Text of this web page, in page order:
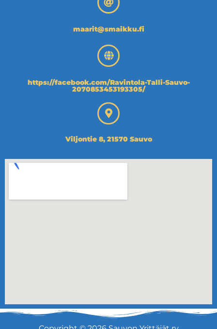
maarit@smaikku.fi
https://facebook.com/Ravintola-Talli-Sauvo-
2070853453193305/
Viljontie 8, 21570 Sauvo